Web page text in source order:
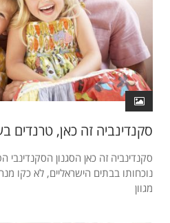
סקנדינביה זה כאן, טרנדים
סקנדינביה זה כאן הסגנון
נוכחותו בבתים הישראליים, לא כקו
מגוון